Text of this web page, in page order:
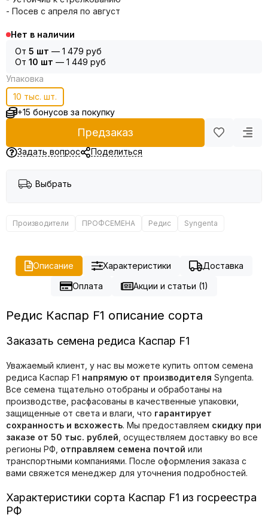
- Посев с апреля по август
Нет в наличии
От 5 шт — 1 479 руб
От 10 шт — 1 449 руб
Упаковка
10 тыс. шт.
+15 бонусов за покупку
Предзаказ
Задать вопрос Поделиться
Выбрать
Производители ПРОФСЕМЕНА Редис Syngenta
Описание Характеристики
Доставка
Оплата
Акции и статьи (1)
Редис Каспар F1 описание сорта
Заказать семена редиса Каспар F1
Уважаемый клиент, у нас вы можете купить оптом семена
редиса Каспар F1 напрямую от производителя Syngenta.
Все семена тщательно отобраны и обработаны на
производстве, расфасованы в качественные упаковки,
защищенные от света и влаги, что гарантирует
сохранность и всхожесть. Мы предоставляем скидку при
заказе от 50 тыс. рублей , осуществляем доставку во все
регионы РФ, отправляем семена почтой или
транспортными компаниями. После оформления заказа с
вами свяжется менеджер для уточнения подробностей.
Характеристики сорта Каспар F1 из госреестра
РФ